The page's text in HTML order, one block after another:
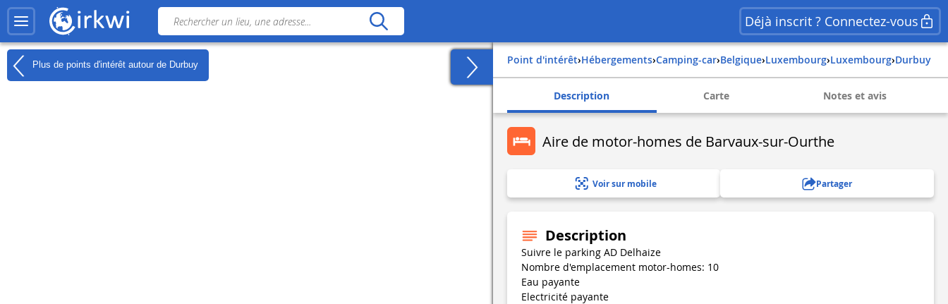
Déjà inscrit ? Connectez-vous
Plus de points d'intérêt autour de Durbuy Point d'intérêt› Hébergements› Camping-car› belgique› luxembourg› luxembourg› durbuy
Description Carte Notes et avis
Aire de motor-homes de Barvaux-sur-Ourthe
Voir sur mobile Partager
Description
Suivre le parking AD Delhaize
Nombre d'emplacement motor-homes: 10
Eau payante
Electricité payante